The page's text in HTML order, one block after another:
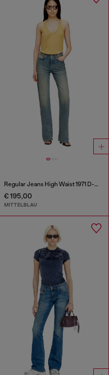
Regular Jeans High Waist 1971 D-Sent
€ 195,00
MITTELBLAU